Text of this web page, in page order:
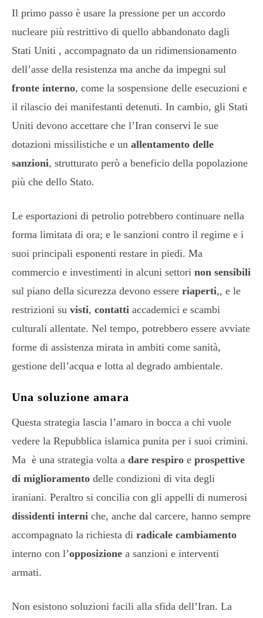
Il primo passo è usare la pressione per un accordo
nucleare più restrittivo di quello abbandonato dagli
Stati Uniti , accompagnato da un ridimensionamento
dell’asse della resistenza ma anche da impegni sul
fronte interno, come la sospensione delle esecuzioni e
il rilascio dei manifestanti detenuti. In cambio, gli Stati
Uniti devono accettare che l’Iran conservi le sue
dotazioni missilistiche e un allentamento delle
sanzioni, strutturato però a beneficio della popolazione
più che dello Stato.
Le esportazioni di petrolio potrebbero continuare nella
forma limitata di ora; e le sanzioni contro il regime e i
suoi principali esponenti restare in piedi. Ma
commercio e investimenti in alcuni settori non sensibili
sul piano della sicurezza devono essere riaperti,, e le
restrizioni su visti, contatti accademici e scambi
culturali allentate. Nel tempo, potrebbero essere avviate
forme di assistenza mirata in ambiti come sanità,
gestione dell’acqua e lotta al degrado ambientale.
Una soluzione amara
Questa strategia lascia l’amaro in bocca a chi vuole
vedere la Repubblica islamica punita per i suoi crimini.
Ma è una strategia volta a dare respiro e prospettive
di miglioramento delle condizioni di vita degli
iraniani. Peraltro si concilia con gli appelli di numerosi
dissidenti interni che, anche dal carcere, hanno sempre
accompagnato la richiesta di radicale cambiamento
interno con l’opposizione a sanzioni e interventi
armati.
Non esistono soluzioni facili alla sfida dell’Iran. La